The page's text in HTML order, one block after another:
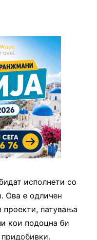
исполнети со
Ова е одличен
проекти, патувања
кои подоцна би